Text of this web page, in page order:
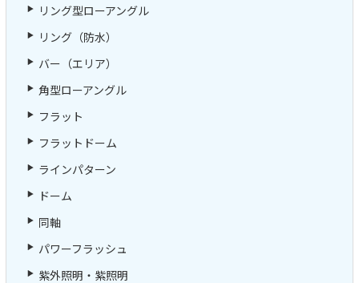
リング型ローアングル
リング（防水）
バー（エリア）
角型ローアングル
フラット
フラットドーム
ラインパターン
ドーム
同軸
パワーフラッシュ
紫外照明・紫照明